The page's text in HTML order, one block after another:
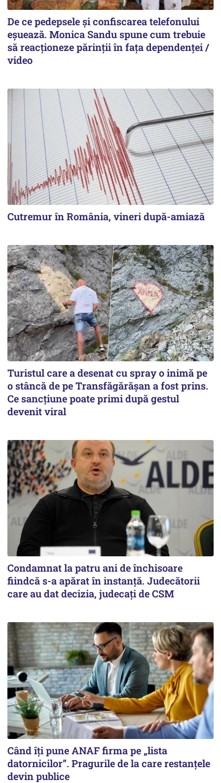
De ce pedepsele și confiscarea telefonului
eșuează. Monica Sandu spune cum trebuie
să reacționeze părinții în fața dependenței /
video
Cutremur în România, vineri după-amiază
Turistul care a desenat cu spray o inimă pe
o stâncă de pe Transfăgărășan a fost prins.
Ce sancțiune poate primi după gestul
devenit viral
Condamnat la patru ani de închisoare
fiindcă s-a apărat în instanță. Judecătorii
care au dat decizia, judecați de CSM
Când îți pune ANAF firma pe „lista
datornicilor”. Pragurile de la care restanțele
devin publice